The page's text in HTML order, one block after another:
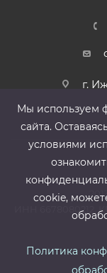
г.
ИНН 6678080212,
Мы используем
сайта.
условиями
cookie,
Политика